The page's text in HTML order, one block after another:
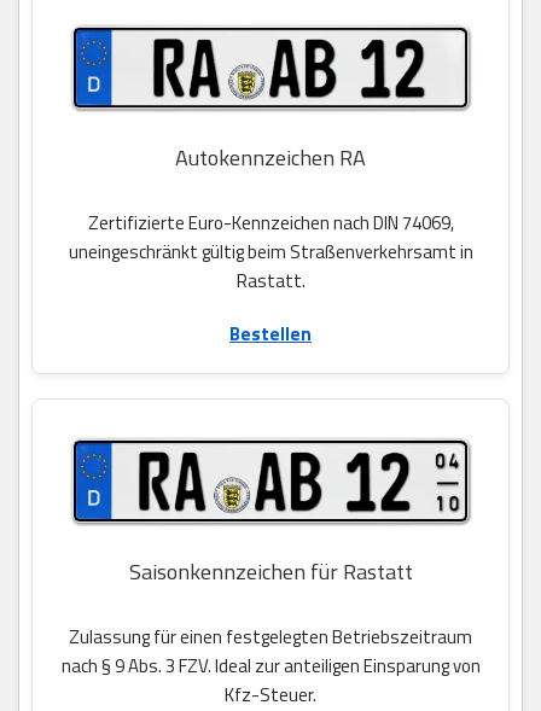
Autokennzeichen RA
Zertifizierte Euro-Kennzeichen nach DIN 74069,
uneingeschränkt gültig beim Straßenverkehrsamt in
Rastatt.
Bestellen
Saisonkennzeichen für Rastatt
Zulassung für einen festgelegten Betriebszeitraum
nach § 9 Abs. 3 FZV. Ideal zur anteiligen Einsparung von
Kfz-Steuer.